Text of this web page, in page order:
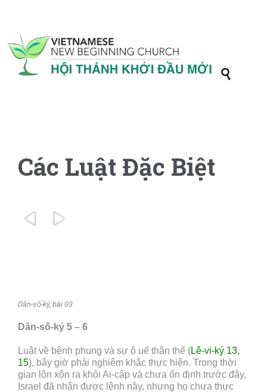

Các Luật Đặc Biệt
 
Dân-số-ký, bài 03
Dân-số-ký 5 – 6
Luật về bệnh phung và sự ô uế thân thể (Lê-vi-ký 13,
15), bây giờ phải nghiêm khắc thực hiện. Trong thời
gian lộn xộn ra khỏi Ai-cập và chưa ổn định trước đây,
Israel đã nhận được lệnh nầy, nhưng họ chưa thực